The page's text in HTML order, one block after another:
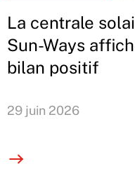
La centrale
Sun-Ways
bilan positif
29 juin 2026